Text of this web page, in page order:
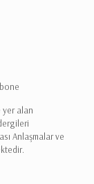
yer alan
Anlaşmalar ve